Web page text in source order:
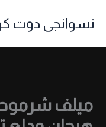
نسوانجى دوت
ميلف